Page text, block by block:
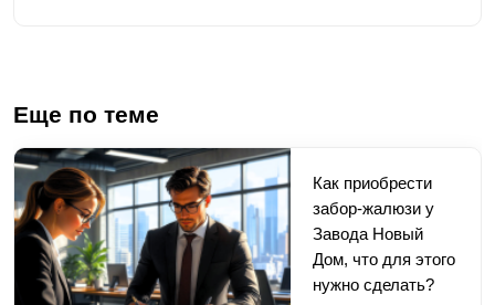
Еще по теме
Как приобрести
забор-жалюзи у
Завода Новый
Дом, что для этого
нужно сделать?